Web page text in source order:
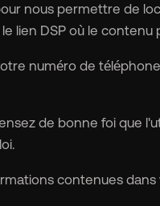
nous permettre de
lien DSP où le
numéro de
de bonne foi que
contenues